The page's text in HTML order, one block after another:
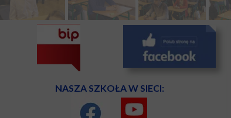
NASZA SZKOŁA W SIECI: